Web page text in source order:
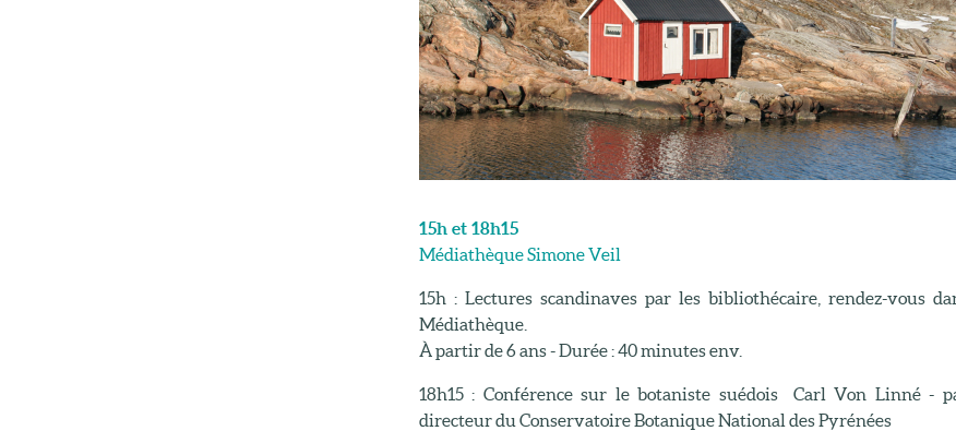
15h et 18h15
Médiathèque Simone Veil
15h : Lectures scandinaves par les bibliothécaire, rendez-vous
Médiathèque.
À partir de 6 ans - Durée : 40 minutes env.
18h15 : Conférence sur le botaniste suédois Carl Von Linné -
directeur du Conservatoire Botanique National des Pyrénées